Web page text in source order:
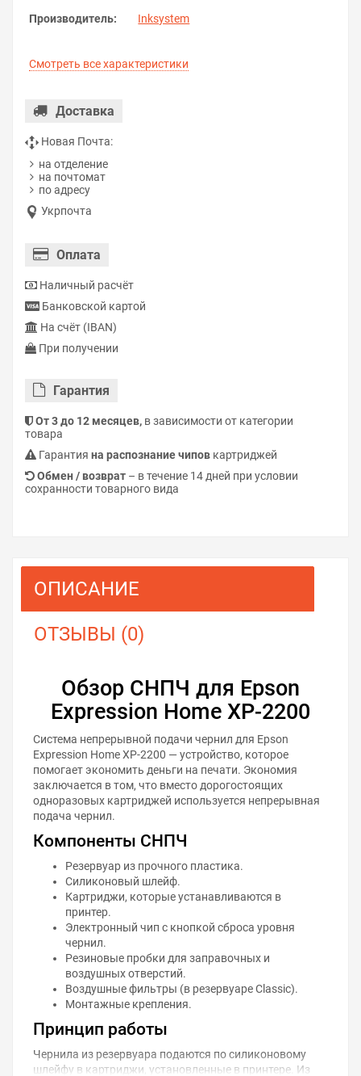
Производитель: Inksystem
Смотреть все характеристики
Доставка
Новая Почта:
на отделение
на почтомат
по адресу
Укрпочта
Оплата
Наличный расчёт
Банковской картой
На счёт (IBAN)
При получении
Гарантия
От 3 до 12 месяцев, в зависимости от категории
товара
Гарантия на распознание чипов картриджей
Обмен / возврат – в течение 14 дней при условии
сохранности товарного вида
ОПИСАНИЕ
ОТЗЫВЫ (0)
Обзор СНПЧ для Epson
Expression Home XP-2200
Система непрерывной подачи чернил для Epson
Expression Home XP-2200 — устройство, которое
помогает экономить деньги на печати. Экономия
заключается в том, что вместо дорогостоящих
одноразовых картриджей используется непрерывная
подача чернил.
Компоненты СНПЧ
Резервуар из прочного пластика.
Силиконовый шлейф.
Картриджи, которые устанавливаются в
принтер.
Электронный чип с кнопкой сброса уровня
чернил.
Резиновые пробки для заправочных и
воздушных отверстий.
Воздушные фильтры (в резервуаре Classic).
Монтажные крепления.
Принцип работы
Чернила из резервуара подаются по силиконовому
шлейфу в картриджи, установленные в принтере. Из